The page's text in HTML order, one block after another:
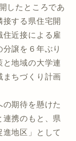
したところであ
する県住宅開
近接による雇
譲を６年ぶり
と地域の大学連
まちづくり計画
期待を懸けた
携のもと、県
地区」として